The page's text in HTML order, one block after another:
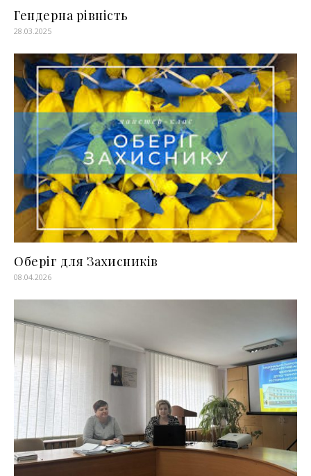
Гендерна рівність
28.03.2025
Оберіг для Захисників
08.04.2026